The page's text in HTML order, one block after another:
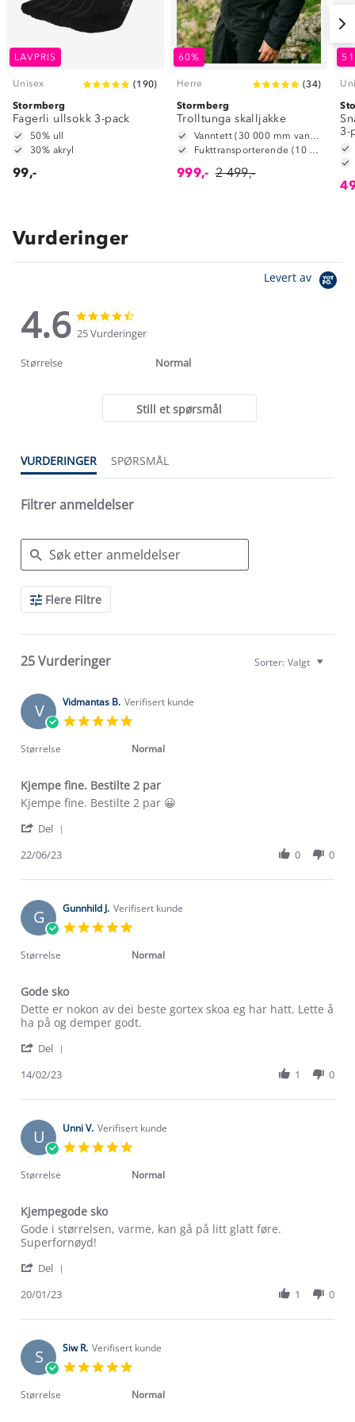
LAVPRIS
Unisex (190)
Stormberg
Fagerli ullsokk 3-pack
50% ull
30% akryl
99,-
60%
Herre (34)
Stormberg
Trolltunga skalljakke
999,- 2 499,-
3-
Vurderinger
Levert av
4.6
4.6
star
rating
star
rating
25 Vurderinger
Størrelse Normal
Still et spørsmål
VURDERINGER SPØRSMÅL
Filtrer anmeldelser
Search
ReviewsFlere Filtre
25 Vurderinger Sorter: Valgt
V Vidmantas B. Verifisert kunde
rating
Størrelse Normal
Kjempe fine. Bestilte 2 par
Review
Vidmantas
on
Jun
review
Kjempe
Bestilte
par
Kjempe fine. Bestilte 2 par 😀
Del
Vidmantas
on
22
Jun
22/06/23 0 0
G Gunnhild J. Verifisert kunde
rating
Størrelse Normal
Gode sko
Review
by
J.
14
2023
review
stating
sko
Dette er nokon av dei beste gortex skoa eg har hatt. Lette å
ha på og demper godt.
Del
Gunnhild
on
14
Feb
14/02/23 1 0
U Unni V. Verifisert kunde
rating
Størrelse Normal
Kjempegode sko
Review
by
V.
20
2023
review
stating
sko
Gode i størrelsen, varme, kan gå på litt glatt føre.
Superfornøyd!
Del
Unni
on
20
Jan
20/01/23 1 0
S Siw R. Verifisert kunde
rating
Størrelse Normal